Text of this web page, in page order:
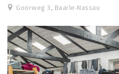
Goorweg 3, Baarle-Nassau